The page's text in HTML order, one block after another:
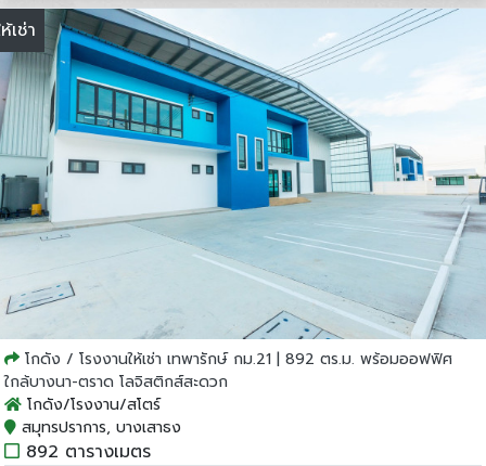
เช่า
โกดัง / โรงงานให้เช่า เทพารักษ์ กม.21 | 892 ตร.ม. พร้อมออฟฟิศ
ใกล้บางนา-ตราด โลจิสติกส์สะดวก
โกดัง/โรงงาน/สโตร์
สมุทรปราการ, บางเสาธง
892 ตารางเมตร